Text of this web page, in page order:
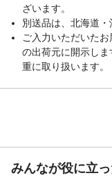
ざいます。
別送品は、北海道・
ご入力いただいた
の出荷元に開示し
重に取り扱います。
みんなが役に立